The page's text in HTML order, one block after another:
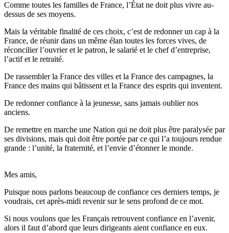
Comme toutes les familles de France, l’État ne doit plus vivre au-
dessus de ses moyens.
Mais la véritable finalité de ces choix, c’est de redonner un cap à la
France, de réunir dans un même élan toutes les forces vives, de
réconcilier l’ouvrier et le patron, le salarié et le chef d’entreprise,
l’actif et le retraité.
De rassembler la France des villes et la France des campagnes, la
France des mains qui bâtissent et la France des esprits qui inventent.
De redonner confiance à la jeunesse, sans jamais oublier nos
anciens.
De remettre en marche une Nation qui ne doit plus être paralysée par
ses divisions, mais qui doit être portée par ce qui l’a toujours rendue
grande : l’unité, la fraternité, et l’envie d’étonner le monde.
Mes amis,
Puisque nous parlons beaucoup de confiance ces derniers temps, je
voudrais, cet après-midi revenir sur le sens profond de ce mot.
Si nous voulons que les Français retrouvent confiance en l’avenir,
alors il faut d’abord que leurs dirigeants aient confiance en eux.